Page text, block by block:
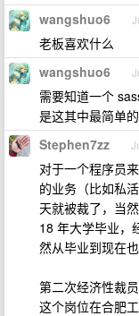
wangshuo6
老板喜欢什么
wangshuo6
需要知道一个
是这其中最简单
Stephen7zz
对于一个程序员
的业务（比如私
天就被裁了，当
18 年大学毕业，
然从毕业到现在
第二次经济性裁
这个岗位在合肥